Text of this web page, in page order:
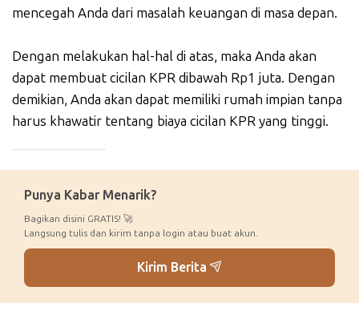
mencegah Anda dari masalah keuangan di masa depan.
Dengan melakukan hal-hal di atas, maka Anda akan
dapat membuat cicilan KPR dibawah Rp1 juta. Dengan
demikian, Anda akan dapat memiliki rumah impian tanpa
harus khawatir tentang biaya cicilan KPR yang tinggi.
Punya Kabar Menarik?
Bagikan disini GRATIS! 🚀
Langsung tulis dan kirim tanpa login atau buat akun.
Kirim Berita